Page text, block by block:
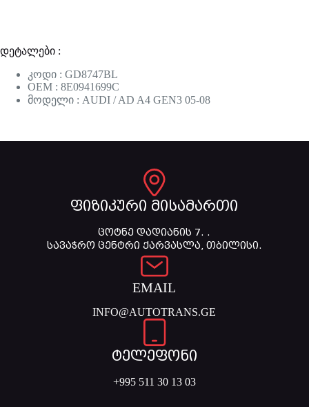
დეტალები :
კოდი : GD8747BL
OEM : 8E0941699C
მოდელი : AUDI / AD A4 GEN3 05-08
ფიზიკური მისამართი
ცოტნე დადიანის 7. .
სავაჭრო ცენტრი ქარვასლა, თბილისი.
EMAIL
INFO@AUTOTRANS.GE
ტელეფონი
+995 511 30 13 03